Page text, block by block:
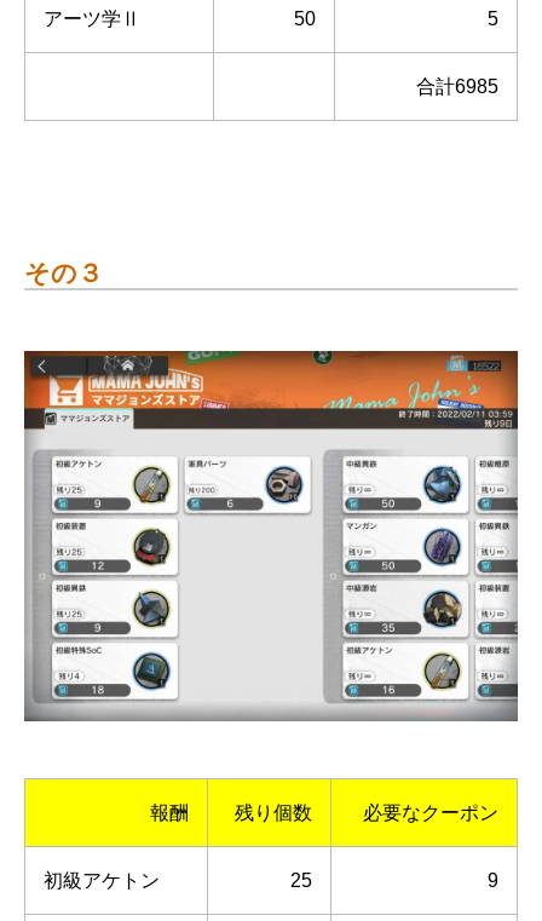
アーツ学Ⅱ 50 5
合計6985
その３
報酬 残り個数 必要なクーポン
初級アケトン 25 9